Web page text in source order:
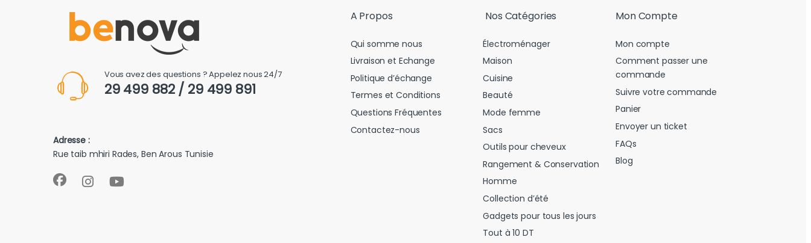
Vous avez des questions ? Appelez nous 24/7
29 499 882 / 29 499 891
Adresse :
Rue taib mhiri Rades, Ben Arous Tunisie
A Propos
Qui somme nous
Livraison et Echange
Politique d’échange
Termes et Conditions
Questions Fréquentes
Contactez-nous
Nos Catégories
Électroménager
Maison
Cuisine
Beauté
Mode femme
Sacs
Outils pour cheveux
Rangement & Conservation
Homme
Collection d’été
Gadgets pour tous les jours
Tout à 10 DT
Mon Compte
Mon compte
Comment passer une
commande
Suivre votre commande
Panier
Envoyer un ticket
FAQs
Blog